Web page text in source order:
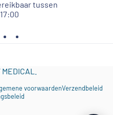
tussen
voorwaardenVerzendbeleid